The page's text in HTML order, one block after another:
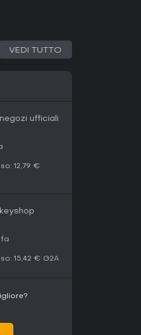
lodano gli
tra
Visto lo
VEDI TUTTO
ufficiali
12,79 €
fa
15,42 € G2A